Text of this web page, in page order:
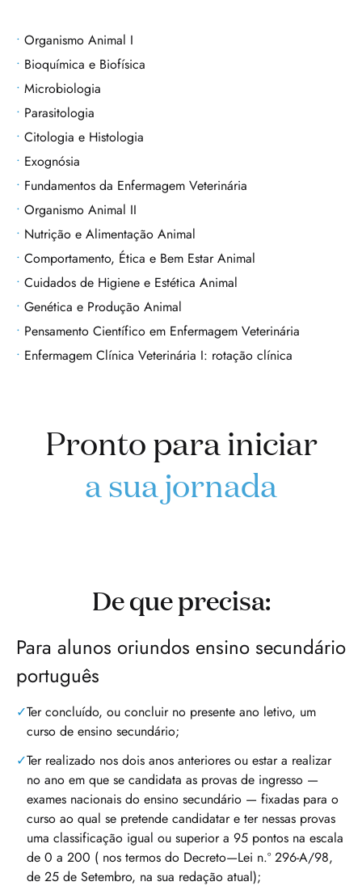
Organismo Animal I
Bioquímica e Biofísica
Microbiologia
Parasitologia
Citologia e Histologia
Exognósia
Fundamentos da Enfermagem Veterinária
Organismo Animal II
Nutrição e Alimentação Animal
Comportamento, Ética e Bem Estar Animal
Cuidados de Higiene e Estética Animal
Genética e Produção Animal
Pensamento Científico em Enfermagem Veterinária
Enfermagem Clínica Veterinária I: rotação clínica
Pronto para iniciar
a sua jornada
De que precisa:
Para alunos oriundos ensino secundário
português
Ter concluído, ou concluir no presente ano letivo, um
curso de ensino secundário;
Ter realizado nos dois anos anteriores ou estar a realizar
no ano em que se candidata as provas de ingresso —
exames nacionais do ensino secundário — fixadas para o
curso ao qual se pretende candidatar e ter nessas provas
uma classificação igual ou superior a 95 pontos na escala
de 0 a 200 ( nos termos do Decreto—Lei n.º 296-A/98,
de 25 de Setembro, na sua redação atual);